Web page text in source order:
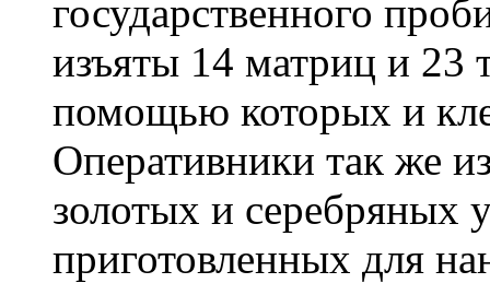
государственного
изъяты 14 матриц и 23
помощью которых и
Оперативники так же
золотых и серебряных
приготовленных для